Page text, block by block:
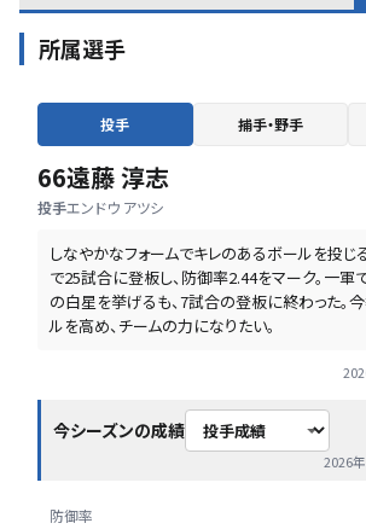
所属選手
投手 捕手・野手
66
投手
遠藤 淳志
エンドウ アツシ
しなやかなフォームでキレのあるボールを投じ
で25試合に登板し、防御率2.44をマーク。一軍
の白星を挙げるも、7試合の登板に終わった。
ルを高め、チームの力になりたい。
今シーズンの成績
2026
防御率